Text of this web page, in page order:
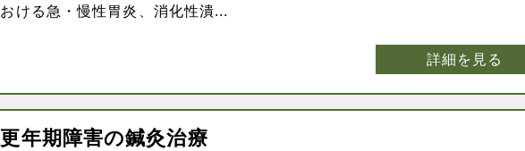
おける急・慢性胃炎、消化性潰...
詳細を見る
更年期障害の鍼灸治療